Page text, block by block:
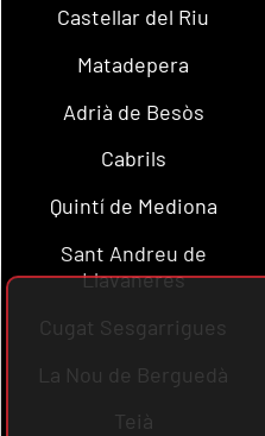
Castellar del Riu
Matadepera
Adrià de Besòs
Cabrils
Quintí de Mediona
Sant Andreu de
Llavaneres
Cugat Sesgarrigues
La Nou de Berguedà
Teià